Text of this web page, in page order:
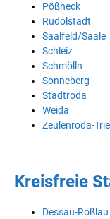
Pößneck
Rudolstadt
Saalfeld/Saale
Schleiz
Schmölln
Sonneberg
Stadtroda
Weida
Zeulenroda-
Kreisfreie
Dessau-Roßlau